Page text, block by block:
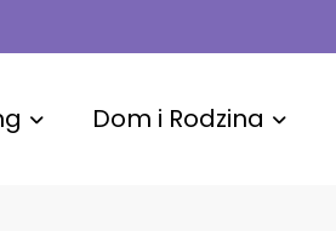
Dom i Rodzina